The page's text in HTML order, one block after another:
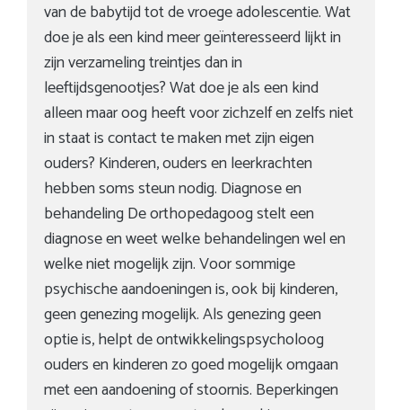
van de babytijd tot de vroege adolescentie. Wat
doe je als een kind meer geïnteresseerd lijkt in
zijn verzameling treintjes dan in
leeftijdsgenootjes? Wat doe je als een kind
alleen maar oog heeft voor zichzelf en zelfs niet
in staat is contact te maken met zijn eigen
ouders? Kinderen, ouders en leerkrachten
hebben soms steun nodig. Diagnose en
behandeling De orthopedagoog stelt een
diagnose en weet welke behandelingen wel en
welke niet mogelijk zijn. Voor sommige
psychische aandoeningen is, ook bij kinderen,
geen genezing mogelijk. Als genezing geen
optie is, helpt de ontwikkelingspsycholoog
ouders en kinderen zo goed mogelijk omgaan
met een aandoening of stoornis. Beperkingen